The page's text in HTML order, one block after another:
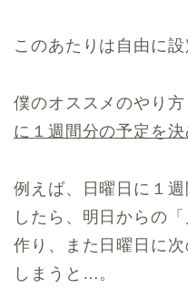
このあたりは自由に
僕のオススメのやり
に１週間分の予定を
例えば、日曜日に１
したら、明日からの
作り、また日曜日に
しまうと…。